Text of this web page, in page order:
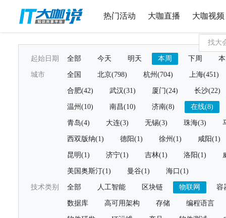
热门活动 大咖直播 大咖视频
起始日期 全部 今天 明天 本周 下周
城市 全国 北京(798) 杭州(704) 上海(451)
合肥(42) 武汉(31) 厦门(24) 长沙(22)
温州(10) 南昌(10) 济南(8) 在线(8)
青岛(4) 大连(3) 无锡(3) 珠海(3)
西双版纳(1) 德阳(1) 徐州(1) 咸阳(1)
昆明(1) 济宁(1) 吉林(1) 洛阳(1)
美国奥斯汀(1) 曼谷(1) 海口(1)
技术类别 全部 人工智能 区块链 物联网 容
数据库 高可用架构 存储 编程语言